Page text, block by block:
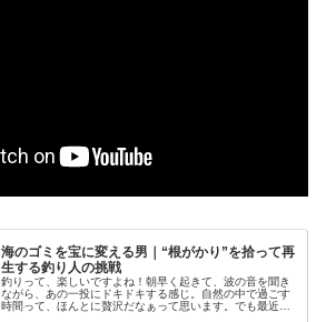
海のゴミを宝に変える男｜“根がかり”を拾って再
生する釣り人の挑戦
釣りって、楽しいですよね！朝早く起きて、波の音を聞き
ながら、あの一投にドキドキする感じ。自然の中で過ごす
時間って、ほんとに贅沢だなぁって思います。でも最近、